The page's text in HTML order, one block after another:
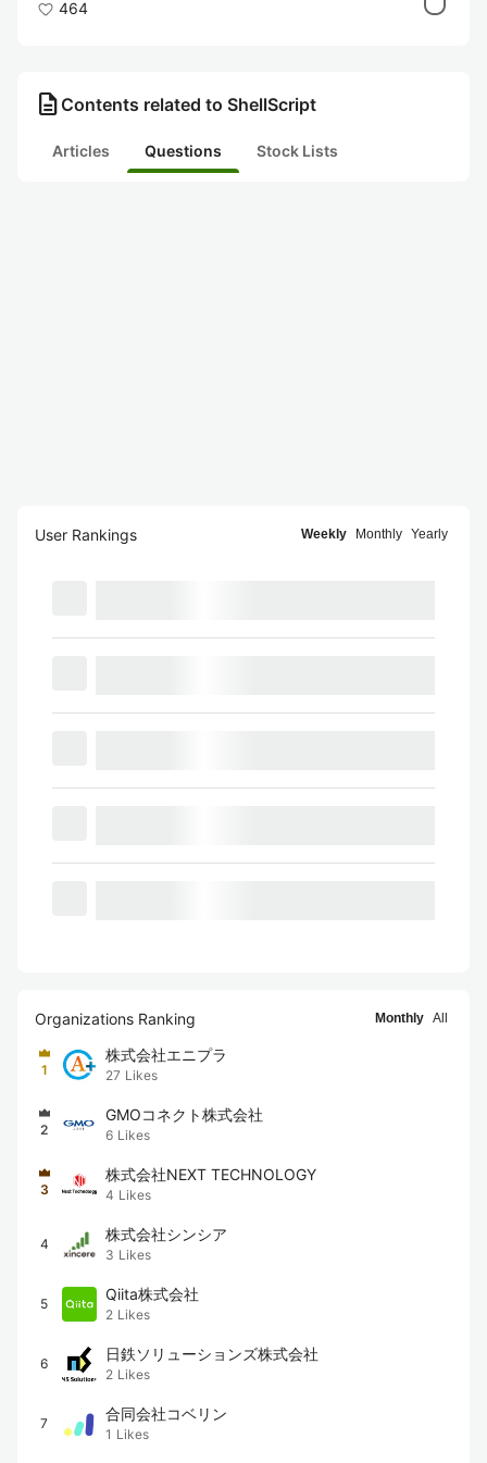
Vogella Shell Scripting
Unix & Linux Stack Exchange
464
description Contents related to ShellScript
Articles Questions Stock Lists
User Rankings Weekly Monthly Yearly
Organizations Ranking Monthly All
1
株式会社エニプラ
27 Likes
2
GMOコネクト株式会社
6 Likes
3
株式会社NEXT TECHNOLOGY
4 Likes
4
株式会社シンシア
3 Likes
5
Qiita株式会社
2 Likes
6
日鉄ソリューションズ株式会社
2 Likes
7
合同会社コベリン
1 Likes